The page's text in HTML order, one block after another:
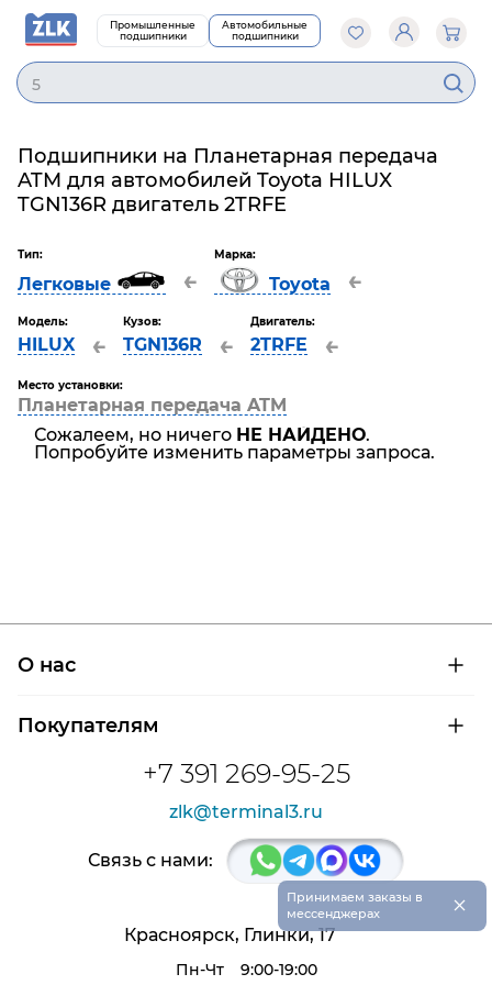
Промышленные
подшипники
Автомобильные
подшипники
Подшипники на Планетарная передача
ATM для автомобилей Toyota HILUX
TGN136R двигатель 2TRFE
Тип:
Легковые ←
Марка:
Toyota ←
Модель:
HILUX ←
Кузов:
TGN136R ←
Двигатель:
2TRFE ←
Место установки:
Планетарная передача ATM
Сожалеем, но ничего НЕ НАЙДЕНО.
Попробуйте изменить параметры запроса.
+7 391 269-95-25
zlk@terminal3.ru
О нас
Сертификаты на продукцию
Покупателям
Доставка и оплата
Расшифровка маркировки подшипников
Связь с нами:
Красноярск, Глинки, 17
Пн-Чт 9:00-19:00
Принимаем заказы в
мессенджерах
×